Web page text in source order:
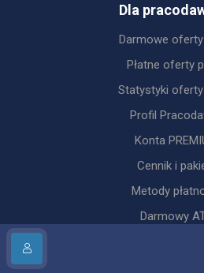
Dla
Darmowe
Płatne oferty
Statystyki
Profil
Konta
Cennik i
Metody
Darmowy